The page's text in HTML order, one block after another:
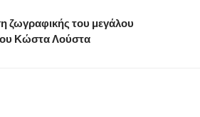
ζωγραφικής του μεγάλου
Κώστα Λούστα